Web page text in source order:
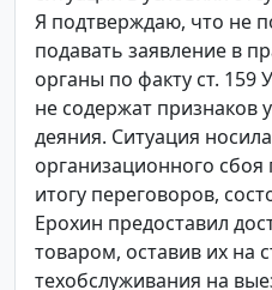
Я подтверждаю, что не
подавать заявление в
органы по факту ст. 159
не содержат признаков
деяния. Ситуация
организационного
итогу переговоров,
Ерохин предоставил
товаром, оставив их на
техобслуживания на